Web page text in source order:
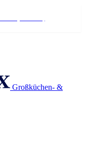
Großküchen- &